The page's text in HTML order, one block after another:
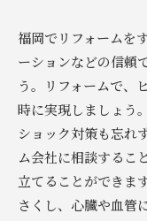
福岡でリフォームを
ーションなどの信頼
う。リフォームで、
時に実現しましょう
ショック対策も忘れ
ム会社に相談するこ
立てることができま
さくし、心臓や血管